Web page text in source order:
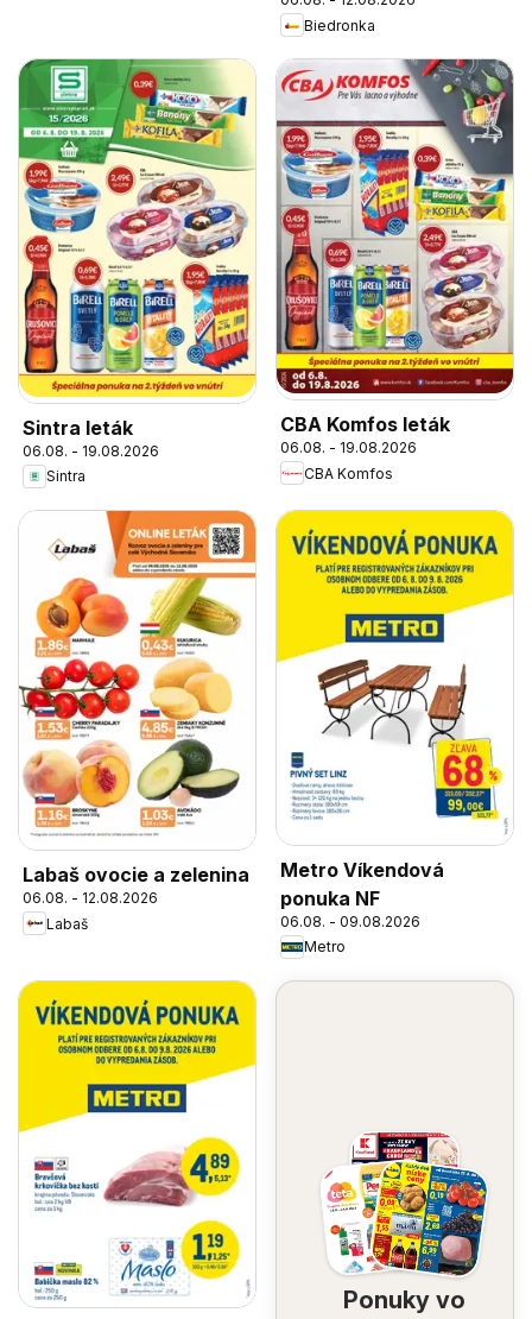
Biedronka
Sintra leták
06.08. - 19.08.2026
Sintra
CBA Komfos leták
06.08. - 19.08.2026
CBA Komfos
Labaš ovocie a zelenina
06.08. - 12.08.2026
Labaš
Metro Víkendová
ponuka NF
06.08. - 09.08.2026
Metro
Ponuky vo